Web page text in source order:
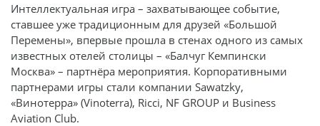
Интеллектуальная игра – захватывающее событие,
ставшее уже традиционным для друзей «Большой
Перемены», впервые прошла в стенах одного из самых
известных отелей столицы – «Балчуг Кемпински
Москва» – партнёра мероприятия. Корпоративными
партнерами игры стали компании Sawatzky,
«Винотерра» (Vinoterra), Ricci, NF GROUP и Business
Aviation Club.